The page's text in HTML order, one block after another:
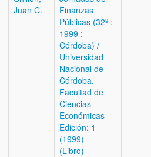
Juan C.
Finanzas
Públicas (32º :
1999 :
Córdoba) /
Universidad
Nacional de
Córdoba.
Facultad de
Ciencias
Económicas
Edición: 1
(1999)
(Libro)